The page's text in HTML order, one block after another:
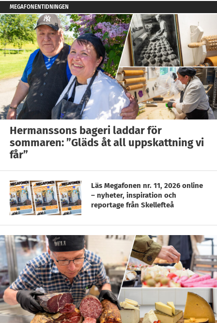
MEGAFONENTIDNINGEN
Hermanssons bageri laddar för
sommaren: ”Gläds åt all uppskattning vi
får”
Läs Megafonen nr. 11, 2026 online
– nyheter, inspiration och
reportage från Skellefteå